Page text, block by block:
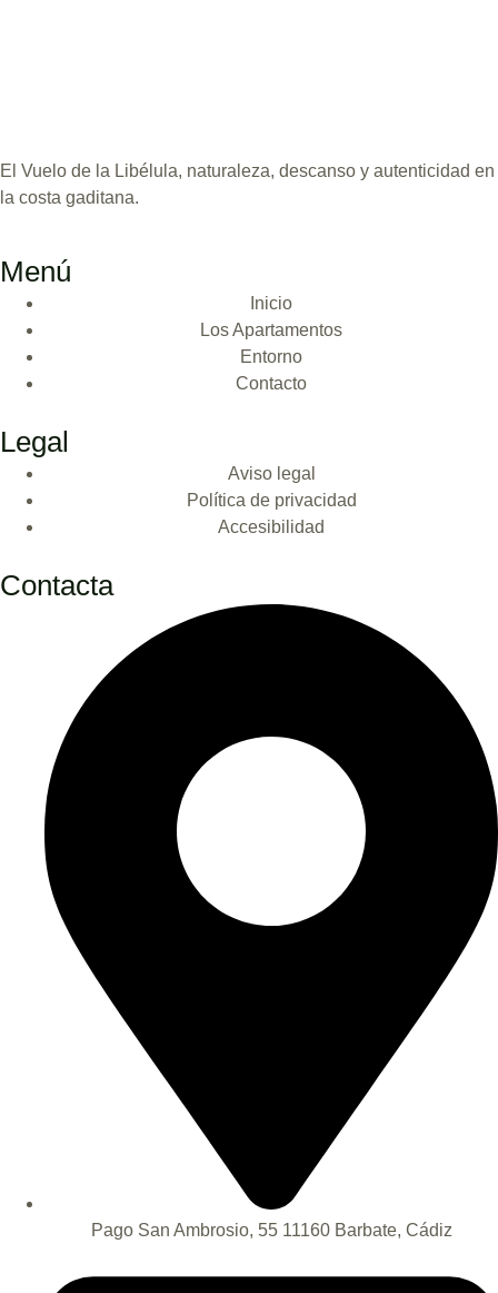
El Vuelo de la Libélula, naturaleza, descanso y autenticidad en
la costa gaditana.
Menú
Inicio
Los Apartamentos
Entorno
Contacto
Legal
Aviso legal
Política de privacidad
Accesibilidad
Contacta
Pago San Ambrosio, 55 11160 Barbate, Cádiz